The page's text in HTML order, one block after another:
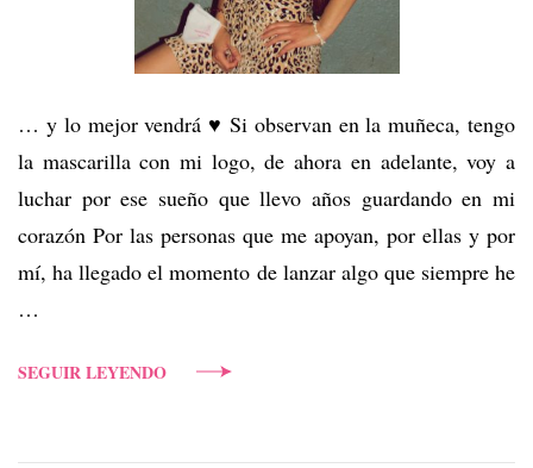
… y lo mejor vendrá ♥ Si observan en la muñeca, tengo
la mascarilla con mi logo, de ahora en adelante, voy a
luchar por ese sueño que llevo años guardando en mi
corazón Por las personas que me apoyan, por ellas y por
mí, ha llegado el momento de lanzar algo que siempre he
…
SEGUIR LEYENDO